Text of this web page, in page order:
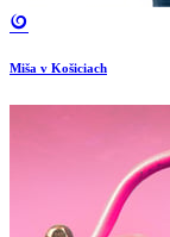
Miša v Košiciach